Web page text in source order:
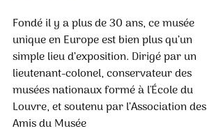
Fondé il y a plus de 30 ans, ce musée
unique en Europe est bien plus qu’un
simple lieu d’exposition. Dirigé par un
lieutenant-colonel, conservateur des
musées nationaux formé à l'École du
Louvre, et soutenu par l’Association des
Amis du Musée